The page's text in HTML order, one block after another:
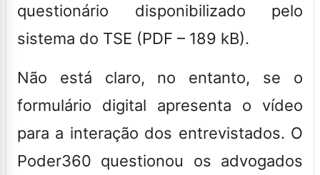
questionário disponibilizado pelo
sistema do TSE (PDF – 189 kB).
Não está claro, no entanto, se o
formulário digital apresenta o vídeo
para a interação dos entrevistados. O
Poder360 questionou os advogados